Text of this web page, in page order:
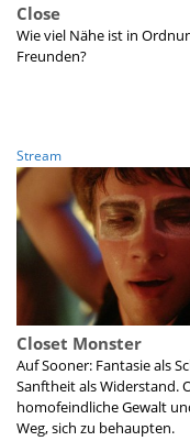
Close
Wie viel Nähe ist in
Freunden?
Stream
Closet Monster
Auf Sooner: Fantasie als
Sanftheit als Widerstand.
homofeindliche Gewalt
Weg, sich zu behaupten.